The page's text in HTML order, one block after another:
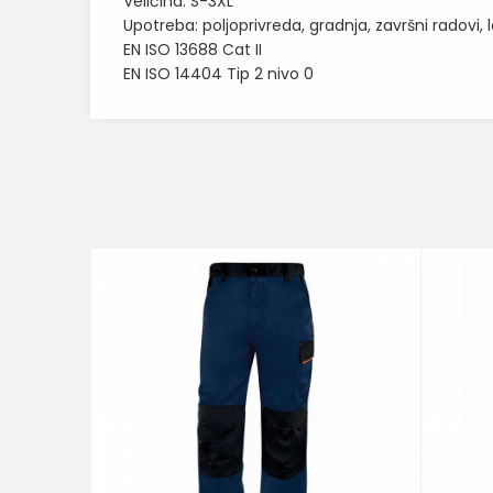
Upotreba: poljoprivreda, gradnja, završni
EN ISO 13688 Cat II
EN ISO 14404 Tip 2 nivo 0